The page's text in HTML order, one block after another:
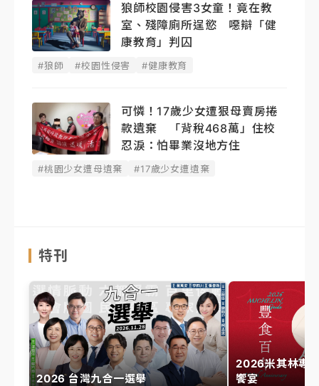
狼師校園侵害3女童！竟在教
室、殘障廁所逞慾 噁辯「健
康教育」判囚
#狼師 #校園性侵害 #健康教育
可憐！17歲少女遭狠母賣房捲
款遺棄 「背稅468萬」住校
忍淚：怕畢業沒地方住
#桃園少女遭母遺棄 #17歲少女遭遺棄
特刊
2026 台灣九合一選舉
2026米其林專
饗宴